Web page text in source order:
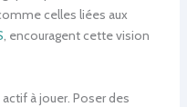
celles liées aux
, encouragent cette vision
à jouer. Poser des